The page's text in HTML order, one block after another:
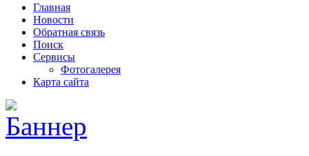
Главная
Новости
Обратная связь
Поиск
Сервисы
Фотогалерея
Карта сайта